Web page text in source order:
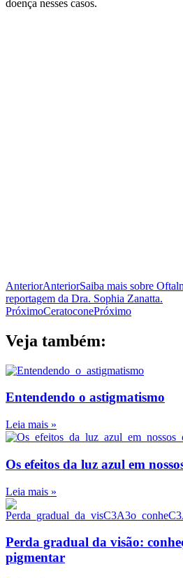
doença nesses casos.
AnteriorAnteriorSaiba mais sobre
reportagem da Dra. Sophia Zanatta.
PróximoCeratoconePróximo
Veja também:
Entendendo o astigmatismo
Leia mais »
Os efeitos da luz azul em
Leia mais »
Perda gradual da visão:
pigmentar